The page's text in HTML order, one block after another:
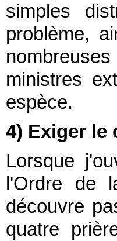
simples
problème,
ministres
espèce.
4) Exiger le
Lorsque
l'Ordre de
découvre
quatre